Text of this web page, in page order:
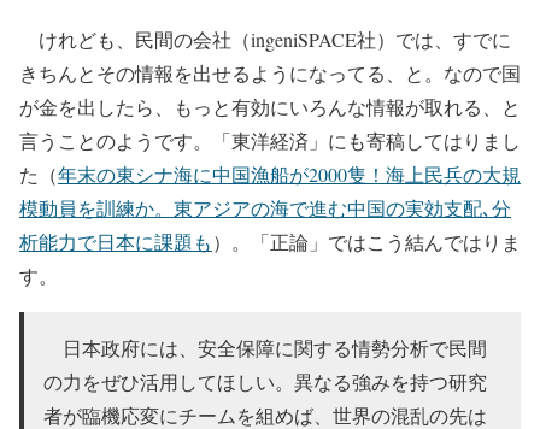
けれども、民間の会社（ingeniSPACE社）では、すでに
きちんとその情報を出せるようになってる、と。なので国
が金を出したら、もっと有効にいろんな情報が取れる、と
言うことのようです。「東洋経済」にも寄稿してはりまし
た（年末の東シナ海に中国漁船が2000隻！海上民兵の大規
模動員を訓練か。東アジアの海で進む中国の実効支配､分
析能力で日本に課題も）。「正論」ではこう結んではりま
す。
日本政府には、安全保障に関する情勢分析で民間
の力をぜひ活用してほしい。異なる強みを持つ研究
者が臨機応変にチームを組めば、世界の混乱の先は